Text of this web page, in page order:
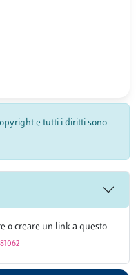
e tutti i diritti sono
o creare un link a questo